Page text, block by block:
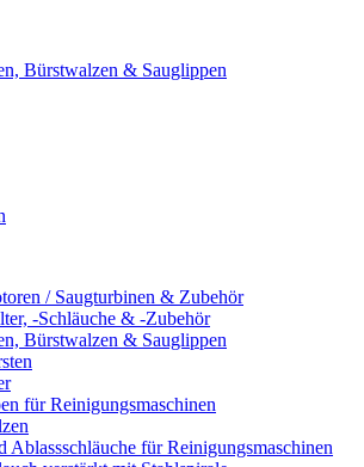
Bürstwalzen & Sauglippen
/ Saugturbinen & Zubehör
-Schläuche & -Zubehör
Bürstwalzen & Sauglippen
für Reinigungsmaschinen
Ablassschläuche für Reinigungsmaschinen